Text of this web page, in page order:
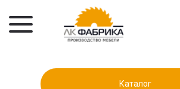
Каталог